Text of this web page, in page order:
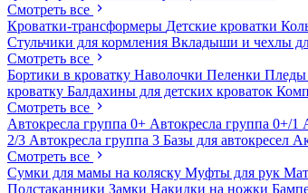
Смотреть все
Кроватки-трансформеры Детские кроватки
Стульчики для кормления Вкладыши и чехлы
Смотреть все
Бортики в кроватку Наволочки Пеленки Пледы
кроватку Балдахины для детских кроваток
Смотреть все
Автокресла группа 0+ Автокресла группа 0+/1
2/3 Автокресла группа 3 Базы для автокресел
Смотреть все
Сумки для мамы на коляску Муфты для рук
Подстаканники Замки Накидки на ножки